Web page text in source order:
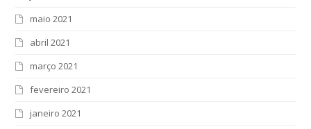
maio 2021
abril 2021
março 2021
fevereiro 2021
janeiro 2021